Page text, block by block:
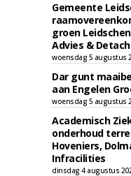
Gemeente
groen
Advies &
woensdag 5 augustus
Dar gunt
aan Engelen
woensdag 5 augustus
Academisch
onderhoud
Hoveniers,
Infracilities
dinsdag 4 augustus